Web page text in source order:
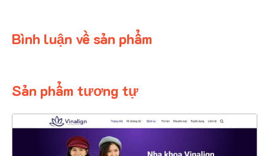
Bình luận về sản phẩm
Sản phẩm tương tự